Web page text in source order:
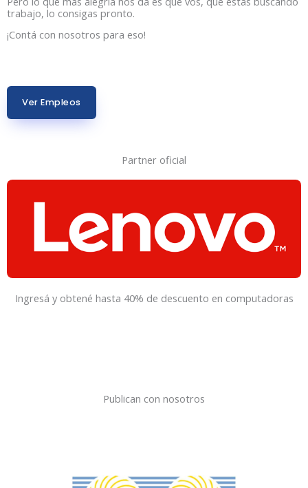
trabajo, lo consigas pronto.
¡Contá con nosotros para eso!
Ver Empleos
Partner oficial
Ingresá y obtené hasta 40% de descuento en computadoras
Publican con nosotros